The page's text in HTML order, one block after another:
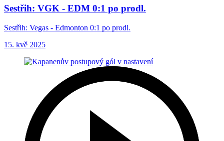
Sestřih: VGK - EDM 0:1 po prodl.
Sestřih: Vegas - Edmonton 0:1 po prodl.
15. kvě 2025